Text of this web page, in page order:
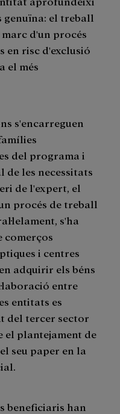
genuïna: el treball
d'un procés
en risc d'exclusió
el més
s'encarreguen
del programa i
de les necessitats
de l'expert, el
procés de treball
s'ha
comerços
i centres
adquirir els béns
entre
entitats es
del tercer sector
el plantejament de
seu paper en la
beneficiaris han